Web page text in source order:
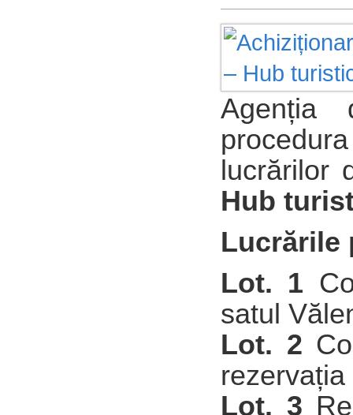
Agenția
lucrărilor
Hub
Lucrările
Lot. 1
satul
Lot. 2
Lot. 3